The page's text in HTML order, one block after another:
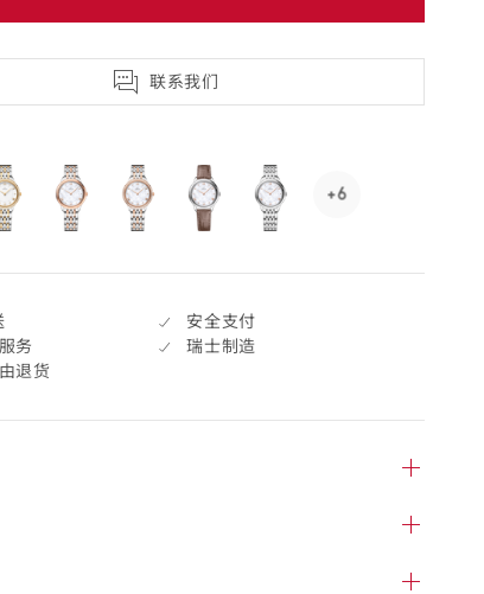
联系我们
+6See
click
安全支付
务
瑞士制造
退货